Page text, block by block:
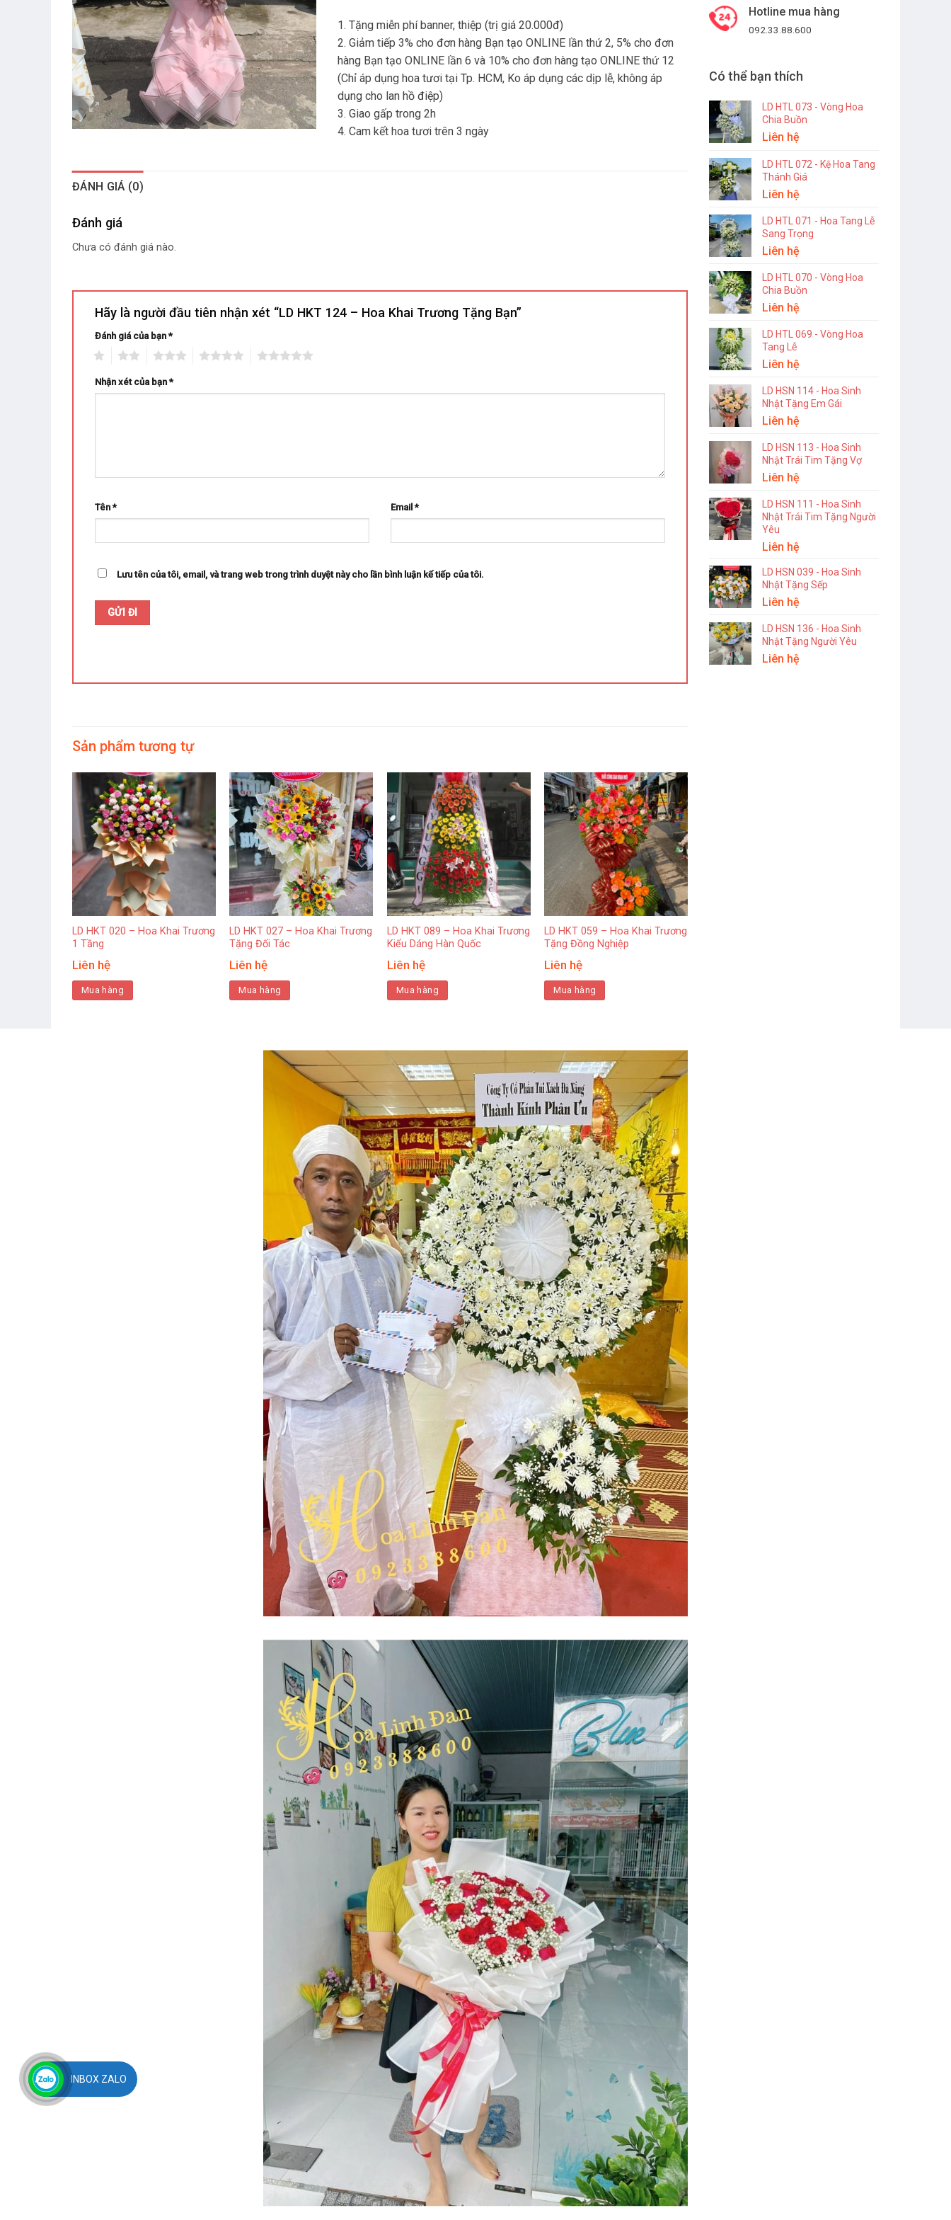
Hotline mua hàng
092.33.88.600
Có thể bạn thích
LD HTL 073 - Vòng Hoa
Chia Buồn
Liên hệ
LD HTL 072 - Kệ Hoa Tang
Thánh Giá
Liên hệ
LD HTL 071 - Hoa Tang Lễ
Sang Trọng
Liên hệ
LD HTL 070 - Vòng Hoa
Chia Buồn
Liên hệ
LD HTL 069 - Vòng Hoa
Tang Lễ
Liên hệ
LD HSN 114 - Hoa Sinh
Nhật Tặng Em Gái
Liên hệ
LD HSN 113 - Hoa Sinh
Nhật Trái Tim Tặng Vợ
Liên hệ
LD HSN 111 - Hoa Sinh
Nhật Trái Tim Tặng Người
Yêu
Liên hệ
LD HSN 039 - Hoa Sinh
Nhật Tặng Sếp
Liên hệ
LD HSN 136 - Hoa Sinh
Nhật Tặng Người Yêu
Liên hệ
1. Tặng miễn phí banner, thiệp (trị giá 20.000đ)
2. Giảm tiếp 3% cho đơn hàng Bạn tạo ONLINE lần thứ 2, 5% cho đơn
hàng Bạn tạo ONLINE lần 6 và 10% cho đơn hàng tạo ONLINE thứ 12
(Chỉ áp dụng hoa tươi tại Tp. HCM, Ko áp dụng các dịp lễ, không áp
dụng cho lan hồ điệp)
3. Giao gấp trong 2h
4. Cam kết hoa tươi trên 3 ngày
ĐÁNH GIÁ (0)
Đánh giá
Chưa có đánh giá nào.
Hãy là người đầu tiên nhận xét “LD HKT 124 – Hoa Khai Trương Tặng Bạn”
Đánh giá của bạn*
Nhận xét của bạn*
Tên* Email*
Lưu tên của tôi, email, và trang web trong trình duyệt này cho lần bình luận kế tiếp của tôi.
Sản phẩm tương tự
LD HKT 020 – Hoa Khai Trương
1 Tầng
Liên hệ
Mua hàng
LD HKT 027 – Hoa Khai Trương
Tặng Đối Tác
Liên hệ
Mua hàng
LD HKT 089 – Hoa Khai Trương
Kiểu Dáng Hàn Quốc
Liên hệ
Mua hàng
LD HKT 059 – Hoa Khai Trương
Tặng Đồng Nghiệp
Liên hệ
Mua hàng
INBOX ZALO